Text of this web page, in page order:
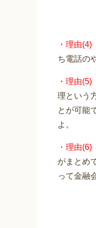
・理由(4)
ち電話の
・理由(5)
理という
とが可能
よ。
・理由
がまとめ
って金融